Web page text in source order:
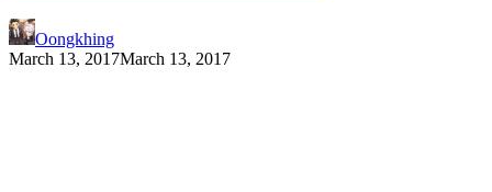
Oongkhing
March 13, 2017March 13, 2017